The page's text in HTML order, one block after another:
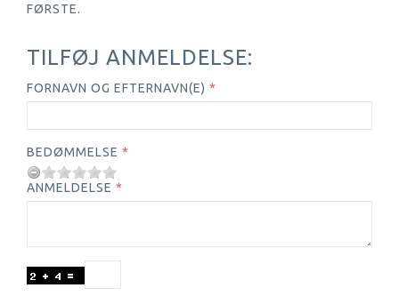
FØRSTE.
TILFØJ ANMELDELSE:
FORNAVN OG EFTERNAVN(E)
BEDØMMELSE
ANMELDELSE